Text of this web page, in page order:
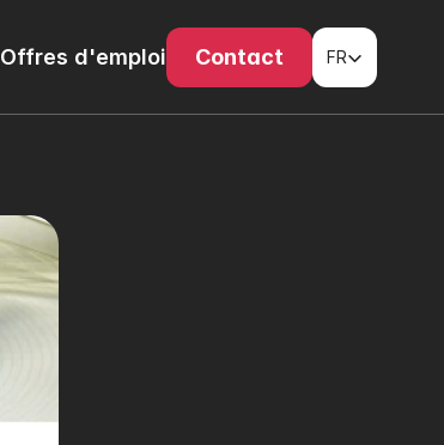
Offres d'emploi Contact
Select Language
FR